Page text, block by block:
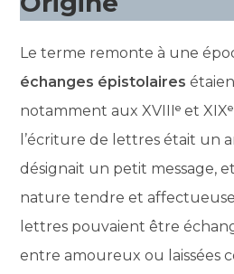
Le terme remonte à une
échanges épistolaires
notamment aux XVIIIᵉ et
l’écriture de lettres était un
désignait un petit message, et
nature tendre et
lettres pouvaient être
entre amoureux ou laissées